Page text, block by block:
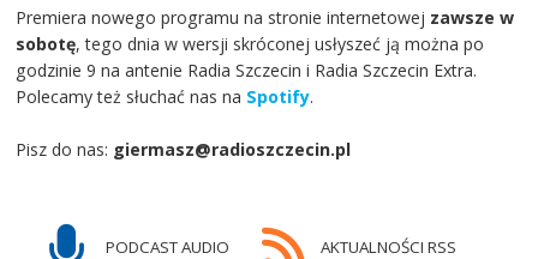
Premiera nowego programu na stronie internetowej zawsze w
sobotę, tego dnia w wersji skróconej usłyszeć ją można po
godzinie 9 na antenie Radia Szczecin i Radia Szczecin Extra.
Polecamy też słuchać nas na Spotify.
Pisz do nas: giermasz@radioszczecin.pl
PODCAST AUDIO AKTUALNOŚCI RSS